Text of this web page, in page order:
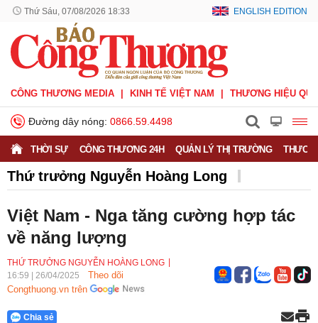
Thứ Sáu, 07/08/2026 18:33 ENGLISH EDITION
CÔNG THƯƠNG MEDIA KINH TẾ VIỆT NAM THƯƠNG HIỆU
Đường dây nóng: 0866.59.4498
THỜI SỰ CÔNG THƯƠNG 24H QUẢN LÝ THỊ TRƯỜNG
Thứ trưởng Nguyễn Hoàng Long
Việt Nam - Nga tăng cường hợp tác
về năng lượng
THỨ TRƯỞNG NGUYỄN HOÀNG LONG
16:59
26/04/2025
Theo dõi
Congthuong.vn trên
Chia sẻ